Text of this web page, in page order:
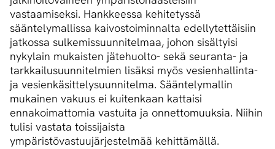
vastaamiseksi. Hankkeessa kehitetyssä
sääntelymallissa kaivostoiminnalta edellytettäisiin
jatkossa sulkemissuunnitelmaa, johon sisältyisi
nykylain mukaisten jätehuolto- sekä seuranta- ja
tarkkailusuunnitelmien lisäksi myös vesienhallinta-
ja vesienkäsittelysuunnitelma. Sääntelymallin
mukainen vakuus ei kuitenkaan kattaisi
ennakoimattomia vastuita ja onnettomuuksia. Niihin
tulisi vastata toissijaista
ympäristövastuujärjestelmää kehittämällä.